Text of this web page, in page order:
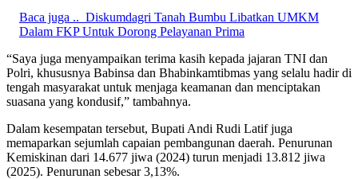
Baca juga .. Diskumdagri Tanah Bumbu Libatkan UMKM
Dalam FKP Untuk Dorong Pelayanan Prima
“Saya juga menyampaikan terima kasih kepada jajaran TNI dan
Polri, khususnya Babinsa dan Bhabinkamtibmas yang selalu hadir di
tengah masyarakat untuk menjaga keamanan dan menciptakan
suasana yang kondusif,” tambahnya.
Dalam kesempatan tersebut, Bupati Andi Rudi Latif juga
memaparkan sejumlah capaian pembangunan daerah. Penurunan
Kemiskinan dari 14.677 jiwa (2024) turun menjadi 13.812 jiwa
(2025). Penurunan sebesar 3,13%.